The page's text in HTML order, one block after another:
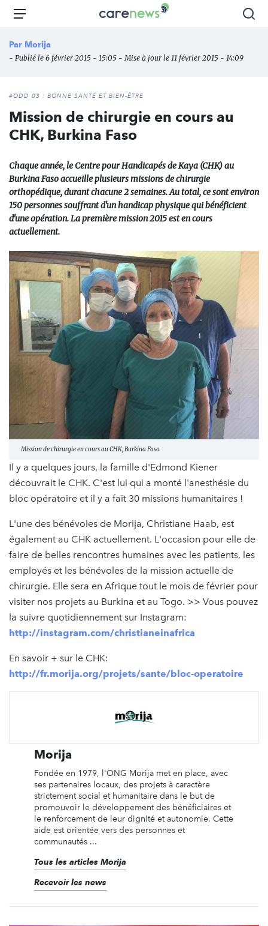
Aller
principal
Carenews,
des
l'engagement
Menu
Par Morija
- Publié le 6 février 2015 - 15:05 - Mise à jour le 11 février 2015 - 14:09
#ODD 03 : BONNE SANTÉ ET BIEN-ÊTRE
Mission de chirurgie en cours au
CHK, Burkina Faso
Chaque année, le Centre pour Handicapés de Kaya (CHK) au
Burkina Faso accueille plusieurs missions de chirurgie
orthopédique, durant chacune 2 semaines. Au total, ce sont environ
150 personnes souffrant d'un handicap physique qui bénéficient
d'une opération. La première mission 2015 est en cours
actuellement.
Mission de chirurgie en cours au CHK, Burkina Faso
Il y a quelques jours, la famille d'Edmond Kiener
découvrait le CHK. C'est lui qui a monté l'anesthésie du
bloc opératoire et il y a fait 30 missions humanitaires !
L'une des bénévoles de Morija, Christiane Haab, est
également au CHK actuellement. L'occasion pour elle de
faire de belles rencontres humaines avec les patients, les
employés et les bénévoles de la mission actuelle de
chirurgie. Elle sera en Afrique tout le mois de février pour
visiter nos projets au Burkina et au Togo. >> Vous pouvez
la suivre quotidiennement sur Instagram:
http://instagram.com/christianeinafrica
En savoir + sur le CHK:
http://fr.morija.org/projets/sante/bloc-operatoire
Morija
Fondée en 1979, l'ONG Morija met en place, avec
ses partenaires locaux, des projets à caractère
strictement social et humanitaire dans le but de
promouvoir le développement des bénéficiaires et
le renforcement de leur dignité et autonomie. Cette
aide est orientée vers des personnes et
communautés ...
Tous les articles Morija
Recevoir les news